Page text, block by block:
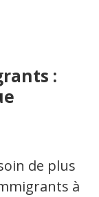
:
de plus
à